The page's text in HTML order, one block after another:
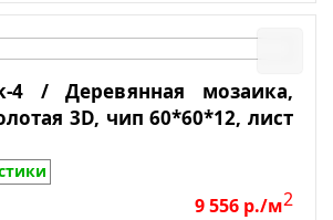
Показать
Сбросить фильтр
4 / Деревянная мозаика,
3D, чип 60*60*12, лист
9 556 р./м2